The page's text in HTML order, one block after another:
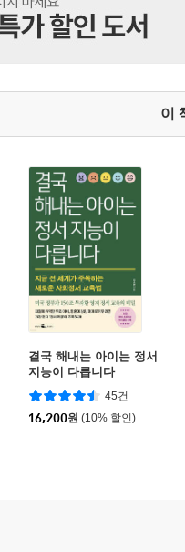
이
결국 해내는 아이는 정서
지능이 다릅니다
45건
16,200원 (10% 할인)